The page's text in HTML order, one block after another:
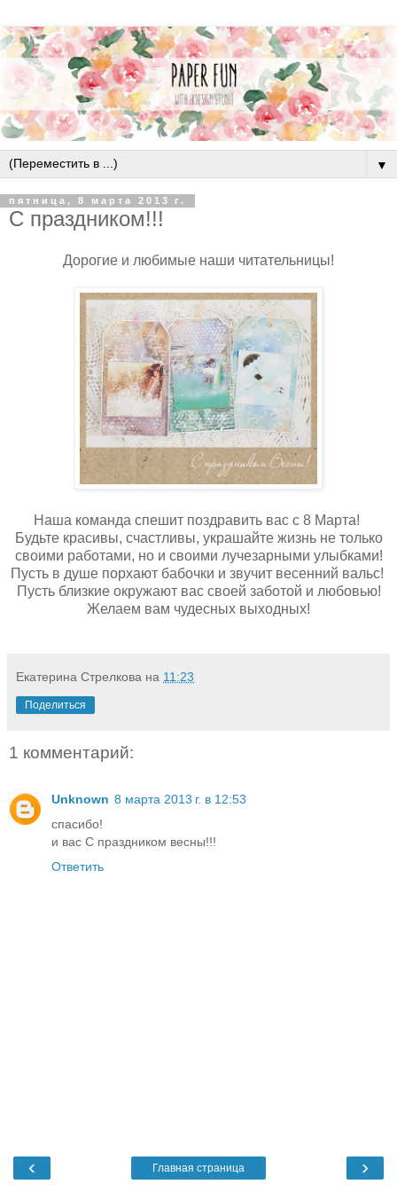
▼
пятница, 8 марта 2013 г.
С праздником!!!
Дорогие и любимые наши читательницы!
Наша команда спешит поздравить вас с 8 Марта!
Будьте красивы, счастливы, украшайте жизнь не только
своими работами, но и своими лучезарными улыбками!
Пусть в душе порхают бабочки и звучит весенний вальс!
Пусть близкие окружают вас своей заботой и любовью!
Желаем вам чудесных выходных!
Екатерина Стрелкова на 11:23
Поделиться
1 комментарий:
Unknown 8 марта 2013 г. в 12:53
спасибо!
и вас С праздником весны!!!
Ответить
‹ ›
Главная страница